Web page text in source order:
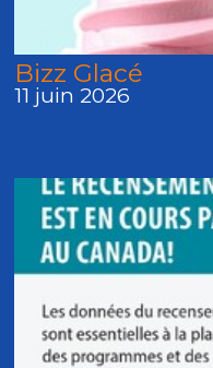
Bizz Glacé
11 juin 2026